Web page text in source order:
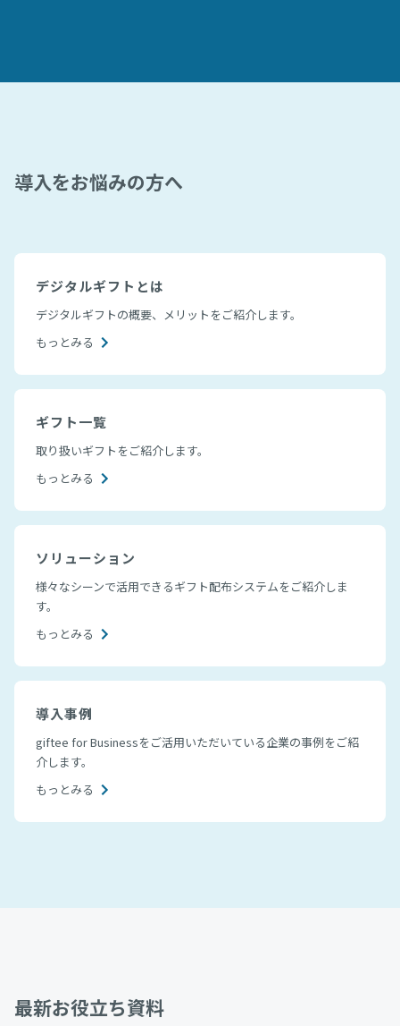
導入をお悩みの方へ
デジタルギフトとは
デジタルギフトの概要、メリットをご紹介します。
もっとみる
ギフト一覧
取り扱いギフトをご紹介します。
もっとみる
ソリューション
様々なシーンで活用できるギフト配布システムをご紹介しま
す。
もっとみる
導入事例
giftee for Businessをご活用いただいている企業の事例をご紹
介します。
もっとみる
最新お役立ち資料